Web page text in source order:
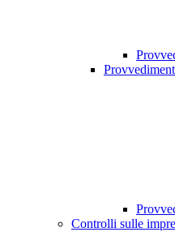
Controlli sulle